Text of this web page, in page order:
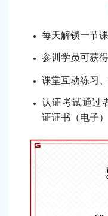
每天解锁一节
参训学员可获
课堂互动练习
认证考试通过
证证书（电子）